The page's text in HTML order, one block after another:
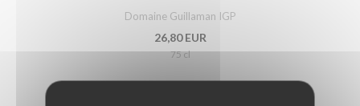
Domaine Guillaman IGP
26,80 EUR
75 cl